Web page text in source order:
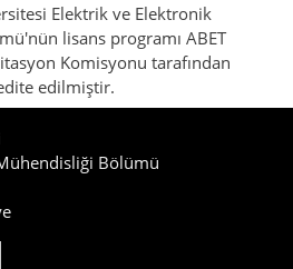
Elektrik ve Elektronik
lisans programı ABET
Komisyonu tarafından
edilmiştir.
Bölümü